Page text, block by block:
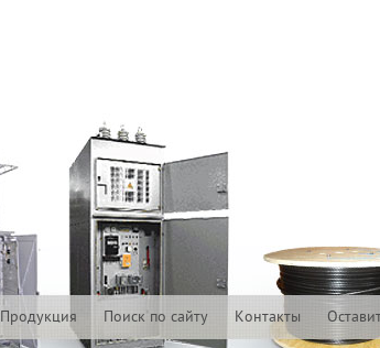
Продукция Поиск по сайту Контакты